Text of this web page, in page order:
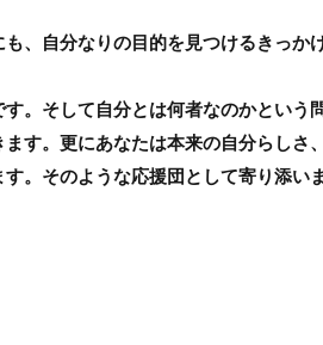
、自分なりの目的を見つけるきっか
。そして自分とは何者なのかという
す。更にあなたは本来の自分らしさ
。そのような応援団として寄り添いま